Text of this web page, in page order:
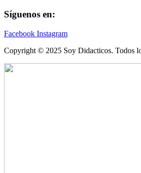
Síguenos en:
Facebook Instagram
Copyright © 2025 Soy Didacticos. Todos